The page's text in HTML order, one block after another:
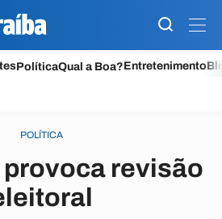
PolíticaQual a Boa?Entretenimento
POLÍTICA
revisão